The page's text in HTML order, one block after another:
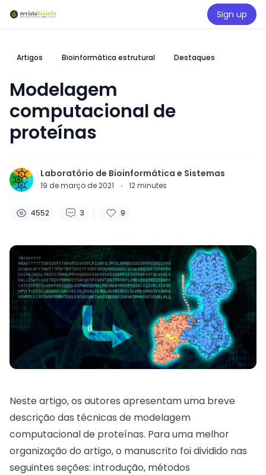
Sign up
Artigos Bioinformática estrutural Destaques
Modelagem
computacional de
proteínas
Laboratório de Bioinformática e Sistemas
19 de março de 2021 · 12minutes
4552 3 9
Neste artigo, os autores apresentam uma breve
descrição das técnicas de modelagem
computacional de proteínas. Para uma melhor
organização do artigo, o manuscrito foi dividido nas
seguintes seções: introdução, métodos